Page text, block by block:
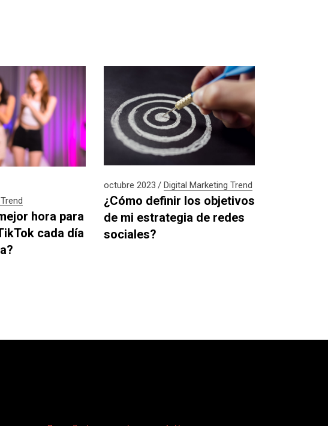
Trend
hora para
cada día
octubre 2023 Digital Marketing Trend
¿Cómo definir los objetivos
de mi estrategia de redes
sociales?